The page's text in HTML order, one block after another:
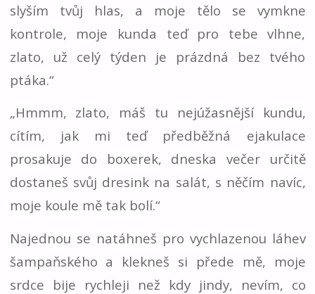
slyším tvůj hlas, a moje tělo se vymkne
kontrole, moje kunda teď pro tebe vlhne,
zlato, už celý týden je prázdná bez tvého
ptáka.“
„Hmmm, zlato, máš tu nejúžasnější kundu,
cítím, jak mi teď předběžná ejakulace
prosakuje do boxerek, dneska večer určitě
dostaneš svůj dresink na salát, s něčím navíc,
moje koule mě tak bolí.“
Najednou se natáhneš pro vychlazenou láhev
šampaňského a klekneš si přede mě, moje
srdce bije rychleji než kdy jindy, nevím, co